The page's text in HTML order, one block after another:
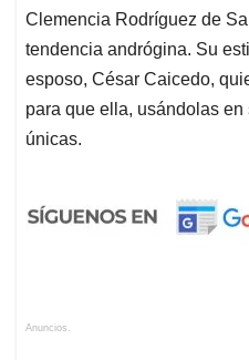
Clemencia Rodríguez de
tendencia andrógina. Su
esposo, César Caicedo,
para que ella, usándolas
únicas.
Anuncios.